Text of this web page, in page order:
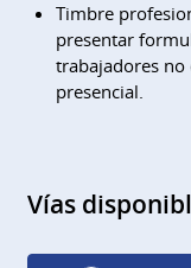
Timbre
presentar
trabajadores no
presencial.
Vías